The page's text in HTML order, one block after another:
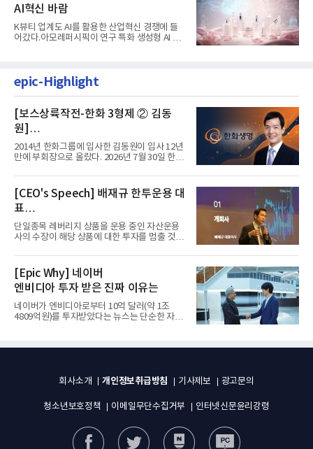
AI혁신 바람
K뷰티 업계도 AI를 활용한 산업혁신 경쟁에 들
어갔다.아모레퍼시픽이 연구 특화 생성형 AI 플
epic-Highlight
[보스상륙작전-한화 3형제 ② 김동
원]
입사 12년 만에 금융계열 수장 등극
2014년 한화그룹에 입사한 김동원이 입사 12년
만에 부회장으로 올랐다. 2026년 7월 30일 한화
[CEO's Speech] 배재규 한투운용 대
표
“개별종목 레버리지 투자 지금이라도
멈춰라”
단일종목 레버리지 상품을 운용 중인 자산운용
사의 수장이 해당 상품에 대한 투자를 멈출 것을
[Epic Why] 네이버
엔비디아 투자 받은 진짜 이유는
네이버가 엔비디아로부터 10억 달러(약 1조
4809억원)를 투자받았다는 뉴스는 단순한 자금
회사소개 개인정보취급방침 기사제보 광고문의
청소년보호정책 이메일무단수집거부 인터넷신문윤리강령